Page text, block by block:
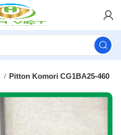
Pitton Komori CG1BA25-460